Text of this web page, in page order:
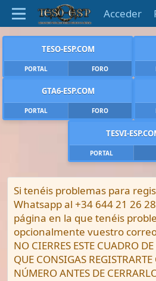
Acceder
TESO-ESP.COM
PORTAL FORO
GTA6-ESP.COM
PORTAL FORO
TESVI-
PORTAL
Si tenéis problemas para
Whatsapp al +34 644 21 26
página en la que tenéis
opcionalmente vuestro
NO CIERRES ESTE CUADRO
QUE CONSIGAS
NÚMERO ANTES DE